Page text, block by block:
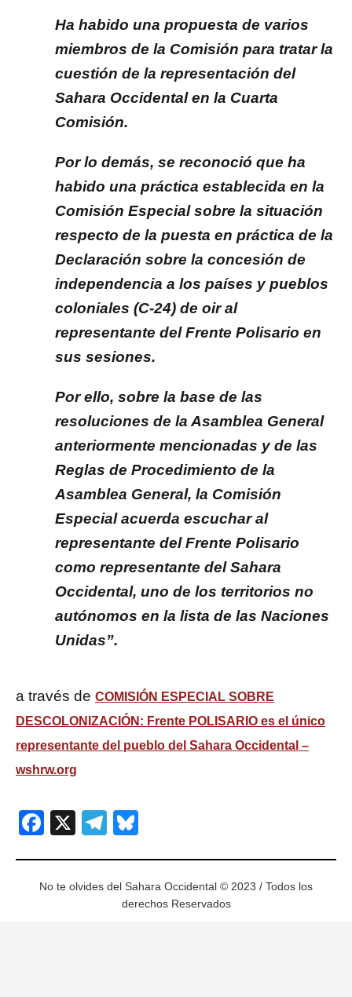
Ha habido una propuesta de varios
miembros de la Comisión para tratar la
cuestión de la representación del
Sahara Occidental en la Cuarta
Comisión.
Por lo demás, se reconoció que ha
habido una práctica establecida en la
Comisión Especial sobre la situación
respecto de la puesta en práctica de la
Declaración sobre la concesión de
independencia a los países y pueblos
coloniales (C-24) de oir al
representante del Frente Polisario en
sus sesiones.
Por ello, sobre la base de las
resoluciones de la Asamblea General
anteriormente mencionadas y de las
Reglas de Procedimiento de la
Asamblea General, la Comisión
Especial acuerda escuchar al
representante del Frente Polisario
como representante del Sahara
Occidental, uno de los territorios no
autónomos en la lista de las Naciones
Unidas”.
a través de COMISIÓN ESPECIAL SOBRE
DESCOLONIZACIÓN: Frente POLISARIO es el único
representante del pueblo del Sahara Occidental –
wshrw.org
Facebook
X Telegram
No te olvides del Sahara Occidental © 2023 / Todos los
derechos Reservados